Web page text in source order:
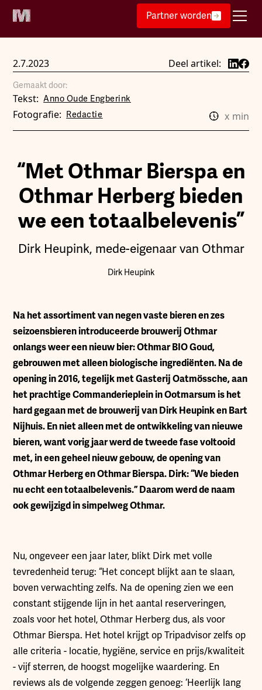
Partner worden
2.7.2023 Deel artikel:
Gemaakt door:
Tekst: Anno Oude Engberink
Fotografie: Redactie x min
“Met Othmar Bierspa en
Othmar Herberg bieden
we een totaalbelevenis”
Dirk Heupink, mede-eigenaar van Othmar
Dirk Heupink
Na het assortiment van negen vaste bieren en zes
seizoensbieren introduceerde brouwerij Othmar
onlangs weer een nieuw bier: Othmar BIO Goud,
gebrouwen met alleen biologische ingrediënten. Na de
opening in 2016, tegelijk met Gasterij Oatmössche, aan
het prachtige Commanderieplein in Ootmarsum is het
hard gegaan met de brouwerij van Dirk Heupink en Bart
Nijhuis. En niet alleen met de ontwikkeling van nieuwe
bieren, want vorig jaar werd de tweede fase voltooid
met, in een geheel nieuw gebouw, de opening van
Othmar Herberg en Othmar Bierspa. Dirk: “We bieden
nu echt een totaalbelevenis.” Daarom werd de naam
ook gewijzigd in simpelweg Othmar.
Nu, ongeveer een jaar later, blikt Dirk met volle
tevredenheid terug: “Het concept blijkt aan te slaan,
boven verwachting zelfs. Na de opening zien we een
constant stijgende lijn in het aantal reserveringen,
zoals voor het hotel, Othmar Herberg dus, als voor
Othmar Bierspa. Het hotel krijgt op Tripadvisor zelfs op
alle criteria - locatie, hygiëne, service en prijs/kwaliteit
- vijf sterren, de hoogst mogelijke waardering. En
reviews als de volgende zeggen genoeg: ‘Heerlijk lang